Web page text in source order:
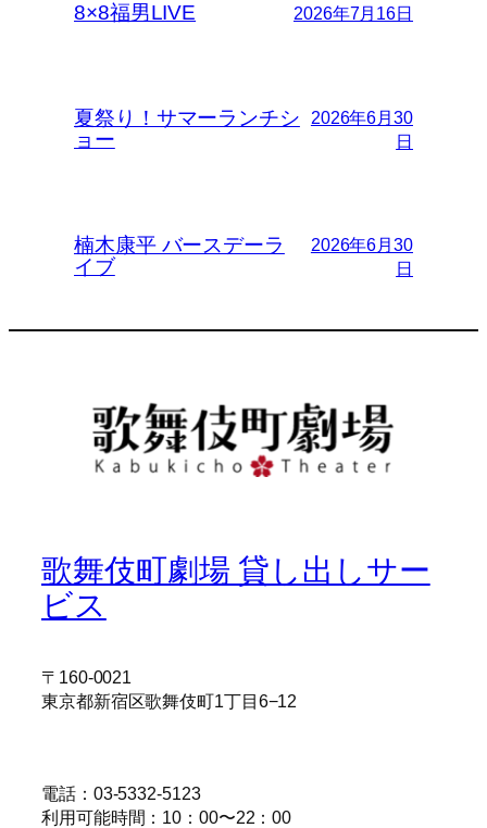
8×8福男LIVE 2026年7月16日
夏祭り！サマーランチシ
ョー
2026年6月30
日
楠木康平 バースデーラ
イブ
2026年6月30
日
歌舞伎町劇場 貸し出しサー
ビス
〒160-0021
東京都新宿区歌舞伎町1丁目6−12
電話：03-5332-5123
利用可能時間：10：00〜22：00